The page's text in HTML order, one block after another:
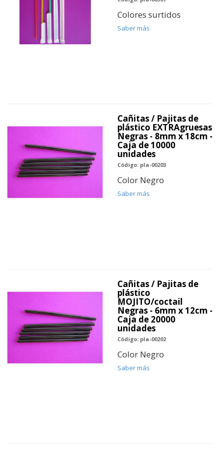
Colores surtidos
Saber más
Cañitas / Pajitas de
plástico EXTRAgruesas
Negras - 8mm x 18cm -
Caja de 10000
unidades
Código: pla-00203
Color Negro
Saber más
Cañitas / Pajitas de
plástico
MOJITO/coctail
Negras - 6mm x 12cm -
Caja de 20000
unidades
Código: pla-00202
Color Negro
Saber más